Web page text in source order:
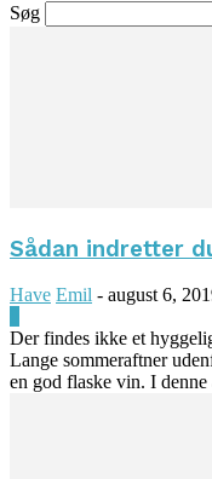
Søg
Sådan indretter
Have Emil - august 6,
Der findes ikke et
Lange sommeraftner
en god flaske vin. I denne